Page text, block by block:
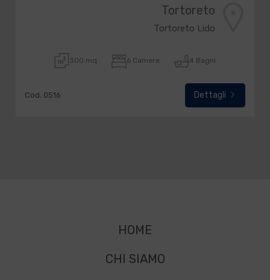
Tortoreto
Tortoreto Lido
300 mq 6 Camere 4 Bagni
Cod. 0516 Dettagli
HOME
CHI SIAMO